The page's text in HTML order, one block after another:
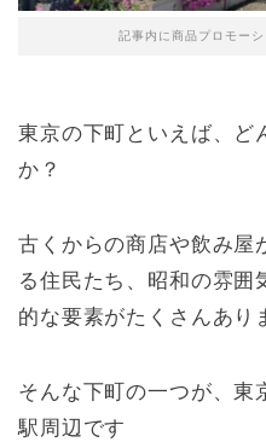
記事内に商品プロモー
東京の下町といえば、ど
か？
古くからの商店や飲み屋
る住民たち、昭和の雰囲
的な要素がたくさんあり
そんな下町の一つが、東
駅周辺です